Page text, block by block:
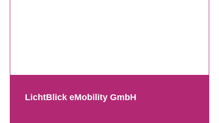
LichtBlick eMobility GmbH